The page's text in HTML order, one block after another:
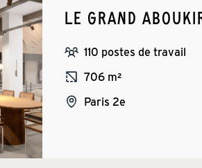
LE GRAND
110 postes de travail
706 m²
Paris 2e